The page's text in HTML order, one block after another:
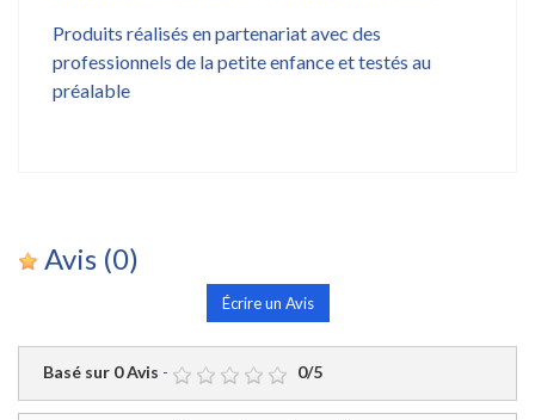
Produits réalisés en partenariat avec des
professionnels de la petite enfance et testés au
préalable
Avis (0)
Écrire un Avis
Basé sur 0Avis - 0/5